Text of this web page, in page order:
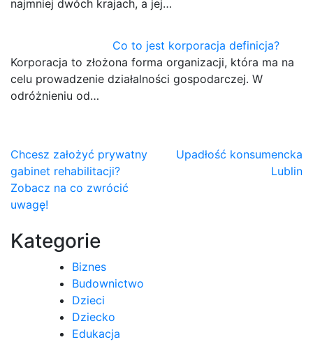
najmniej dwóch krajach, a jej…
Co to jest korporacja definicja?
Korporacja to złożona forma organizacji, która ma na
celu prowadzenie działalności gospodarczej. W
odróżnieniu od…
Nawigacja
wpisu
Chcesz założyć prywatny
gabinet rehabilitacji?
Zobacz na co zwrócić
uwagę!
Upadłość konsumencka
Lublin
Kategorie
Biznes
Budownictwo
Dzieci
Dziecko
Edukacja